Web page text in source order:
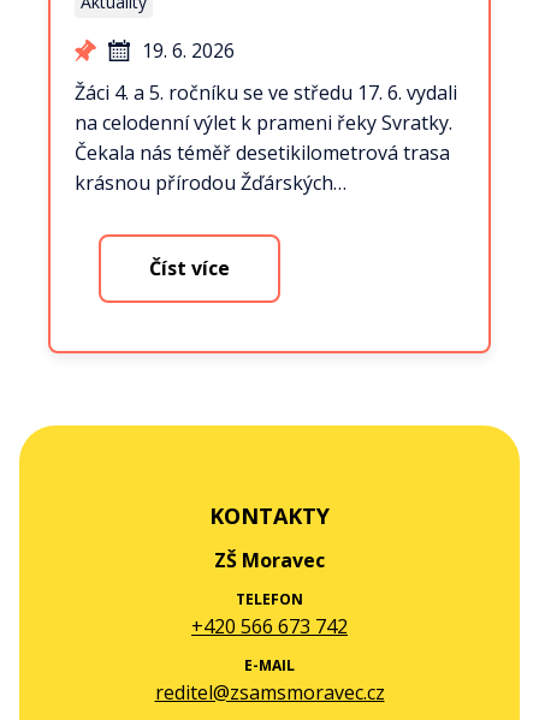
19. 6. 2026
Žáci 4. a 5. ročníku se ve středu 17. 6. vydali
na celodenní výlet k prameni řeky Svratky.
Čekala nás téměř desetikilometrová trasa
krásnou přírodou Žďárských…
Číst více
KONTAKTY
ZŠ Moravec
TELEFON
+420 566 673 742
E-MAIL
reditel@zsamsmoravec.cz